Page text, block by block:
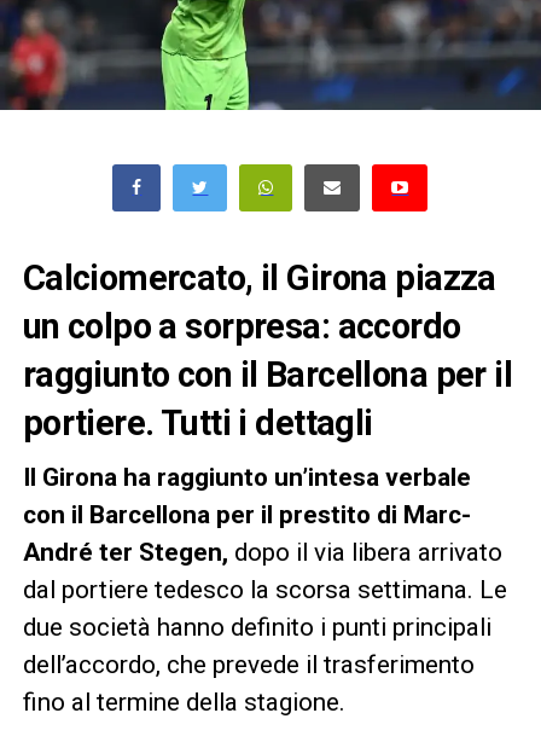
Calciomercato, il Girona piazza
un colpo a sorpresa: accordo
raggiunto con il Barcellona per il
portiere. Tutti i dettagli
Il Girona ha raggiunto un’intesa verbale
con il Barcellona per il prestito di Marc-
André ter Stegen, dopo il via libera arrivato
dal portiere tedesco la scorsa settimana. Le
due società hanno definito i punti principali
dell’accordo, che prevede il trasferimento
fino al termine della stagione.